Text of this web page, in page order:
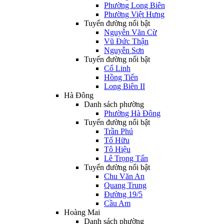
Phường Long Biên
Phường Việt Hưng
Tuyến đường nổi bật
Nguyễn Văn Cừ
Vũ Đức Thận
Nguyễn Sơn
Tuyến đường nổi bật
Cổ Linh
Hồng Tiến
Long Biên II
Hà Đông
Danh sách phường
Phường Hà Đông
Tuyến đường nổi bật
Trần Phú
Tố Hữu
Tô Hiệu
Lê Trọng Tấn
Tuyến đường nổi bật
Chu Văn An
Quang Trung
Đường 19/5
Cầu Am
Hoàng Mai
Danh sách phường